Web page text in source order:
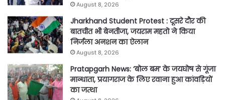
August 8, 2026
Jharkhand Student Protest : दूसरे दौर की
बातचीत भी बेनतीजा, जयराम महतो ने किया
निर्जला अनशन का ऐलान
August 8, 2026
Pratapgarh News: ‘बोल बम’ के जयघोष से गूंजा
मान्धाता, प्रयागराज के लिए रवाना हुआ कांवड़ियों
का जत्था